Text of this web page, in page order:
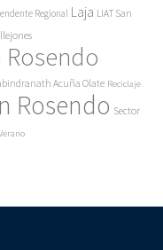
Regional Laja LIAT San
Acuña Olate Reciclaje
Rosendo Sector